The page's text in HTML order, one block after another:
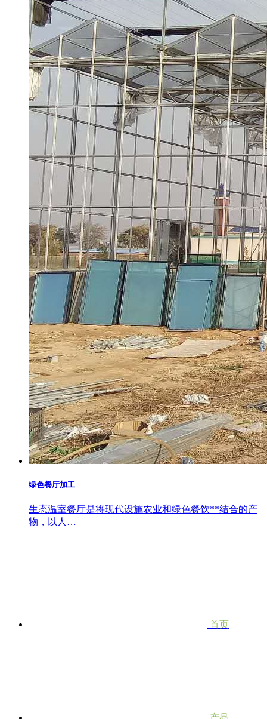
绿色餐厅加工
生态温室餐厅是将现代设施农业和绿色餐饮**结合的产
物，以人…
首页